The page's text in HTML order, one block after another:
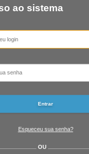
ao sistema
Esqueceu sua senha?
OU